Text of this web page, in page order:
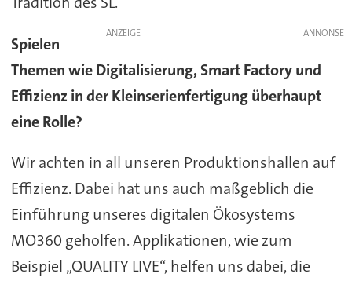
ANZEIGE
Spielen
Themen wie Digitalisierung, Smart Factory und
Effizienz in der Kleinserienfertigung überhaupt
eine Rolle?
Wir achten in all unseren Produktionshallen auf
Effizienz. Dabei hat uns auch maßgeblich die
Einführung unseres digitalen Ökosystems
MO360 geholfen. Applikationen, wie zum
Beispiel „QUALITY LIVE“, helfen uns dabei, die